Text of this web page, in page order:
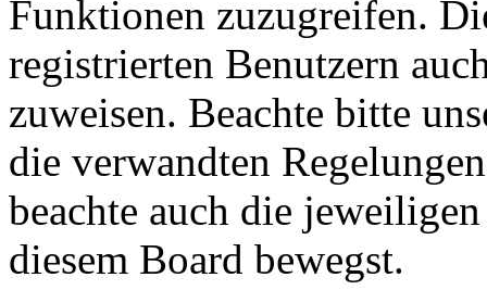
Funktionen zuzugreifen.
registrierten Benutzern
zuweisen. Beachte bitte
die verwandten
beachte auch die
diesem Board bewegst.